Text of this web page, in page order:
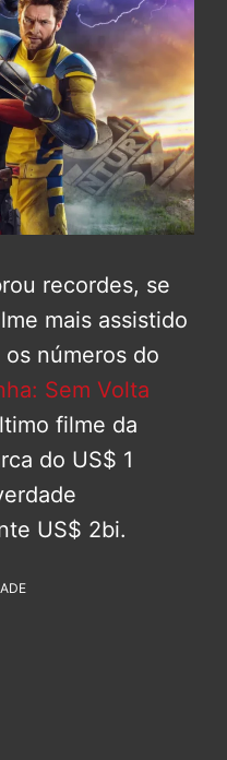
recordes, se
mais assistido
números do
Sem Volta
filme da
do US$ 1
US$ 2bi.